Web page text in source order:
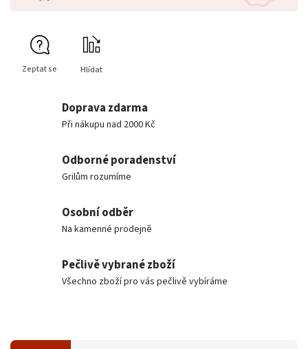
Zeptat se Hlídat
Doprava zdarma
Při nákupu nad 2000 Kč
Odborné poradenství
Grilům rozumíme
Osobní odběr
Na kamenné prodejně
Pečlivě vybrané zboží
Všechno zboží pro vás pečlivě vybíráme